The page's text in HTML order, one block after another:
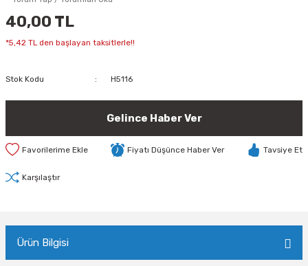
40,00 TL
*5,42 TL den başlayan taksitlerle!!
Stok Kodu H5116
Gelince Haber Ver
Fiyatı Düşünce Haber Ver Tavsiye Et
Karşılaştır
Ürün Bilgisi